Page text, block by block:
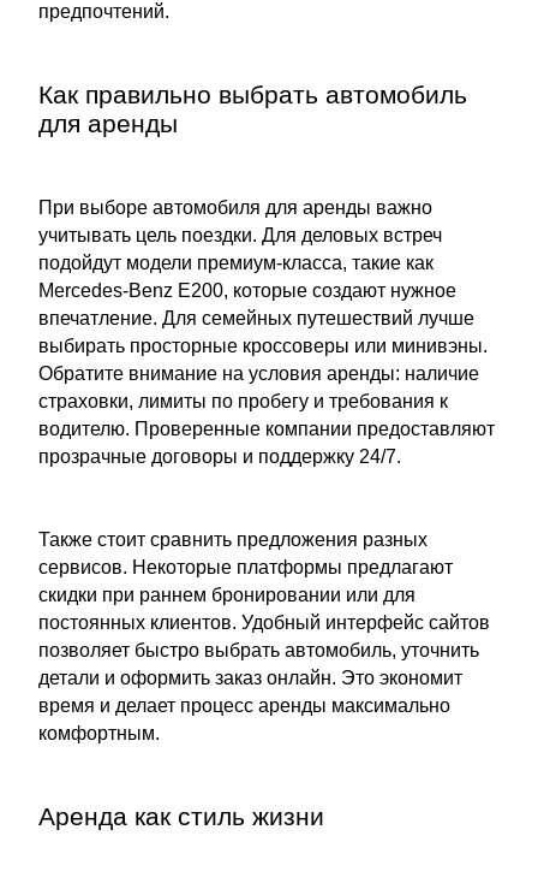
предпочтений.
Как правильно выбрать автомобиль
для аренды
При выборе автомобиля для аренды важно
учитывать цель поездки. Для деловых встреч
подойдут модели премиум-класса, такие как
Mercedes-Benz E200, которые создают нужное
впечатление. Для семейных путешествий лучше
выбирать просторные кроссоверы или минивэны.
Обратите внимание на условия аренды: наличие
страховки, лимиты по пробегу и требования к
водителю. Проверенные компании предоставляют
прозрачные договоры и поддержку 24/7.
Также стоит сравнить предложения разных
сервисов. Некоторые платформы предлагают
скидки при раннем бронировании или для
постоянных клиентов. Удобный интерфейс сайтов
позволяет быстро выбрать автомобиль, уточнить
детали и оформить заказ онлайн. Это экономит
время и делает процесс аренды максимально
комфортным.
Аренда как стиль жизни